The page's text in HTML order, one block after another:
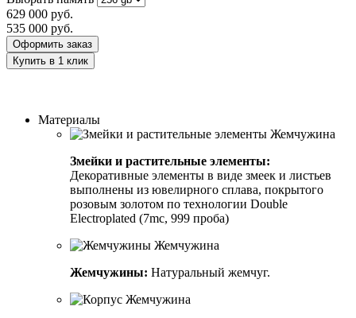
629 000 руб.
535 000 руб.
Оформить заказ
Купить в 1 клик
Материалы
Змейки и растительные элементы:
Декоративные элементы в виде змеек и листьев
выполнены из ювелирного сплава, покрытого
розовым золотом по технологии Double
Electroplated (7mc, 999 проба)
Жемчужины: Натуральный жемчуг.